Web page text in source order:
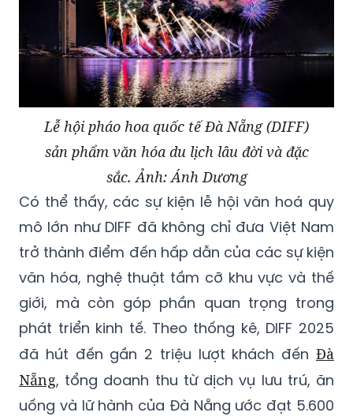
Lễ hội pháo hoa quốc tế Đà Nẵng (DIFF)
sản phẩm văn hóa du lịch lâu đời và đặc
sắc. Ảnh: Ánh Dương
Có thể thấy, các sự kiện lễ hội văn hoá quy
mô lớn như DIFF đã không chỉ đưa Việt Nam
trở thành điểm đến hấp dẫn của các sự kiện
văn hóa, nghệ thuật tầm cỡ khu vực và thế
giới, mà còn góp phần quan trọng trong
phát triển kinh tế. Theo thống kê, DIFF 2025
đã hút đến gần 2 triệu lượt khách đến Đà
Nẵng, tổng doanh thu từ dịch vụ lưu trú, ăn
uống và lữ hành của Đà Nẵng ước đạt 5.600